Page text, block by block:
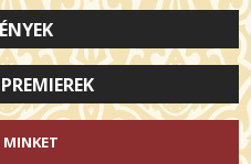
MINKET